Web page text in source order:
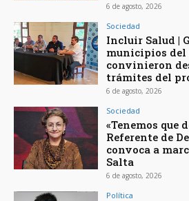
6 de agosto, 2026
Sociedad
Incluir Salud |
municipios del
convinieron
trámites del
6 de agosto, 2026
Sociedad
«Tenemos que
Referente de
convoca a
Salta
6 de agosto, 2026
Política